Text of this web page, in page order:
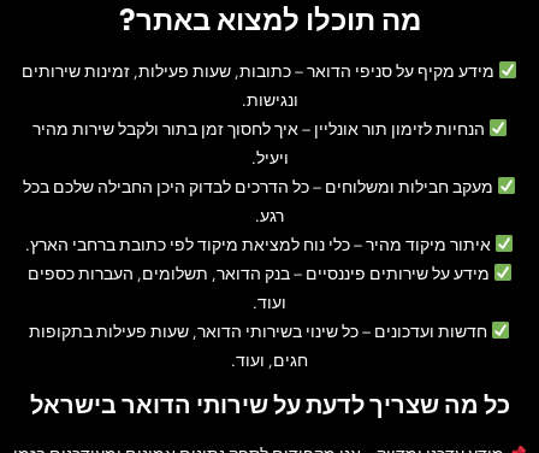
מה תוכלו למצוא באתר?
מידע מקיף על סניפי הדואר– כתובות, שעות פעילות, זמינות שירותים
ונגישות.
הנחיות לזימון תור אונליין – איך לחסוך זמן בתור ולקבל שירות מהיר
ויעיל.
מעקב חבילות ומשלוחים – כל הדרכים לבדוק היכן החבילה שלכם בכל
רגע.
איתור מיקוד מהיר– כלי נוח למציאת מיקוד לפי כתובת ברחבי הארץ.
מידע על שירותים פיננסיים – בנק הדואר, תשלומים, העברות כספים
ועוד.
חדשות ועדכונים – כל שינוי בשירותי הדואר, שעות פעילות בתקופות
חגים, ועוד.
כל מה שצריך לדעת על שירותי הדואר בישראל